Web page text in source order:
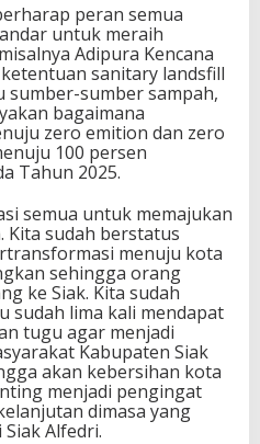
peran semua
untuk meraih
Adipura Kencana
sanitary landsfill
sumber-sumber sampah,
bagaimana
zero emition dan zero
100 persen
Tahun 2025.
semua untuk memajukan
Kita sudah berstatus
menuju kota
sehingga orang
ke Siak. Kita sudah
sudah lima kali mendapat
tugu agar menjadi
Kabupaten Siak
akan kebersihan kota
menjadi pengingat
dimasa yang
Alfedri.